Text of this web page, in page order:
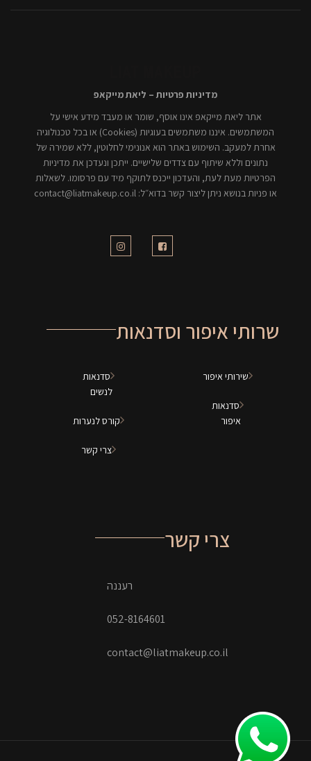
מדיניות פרטיות – ליאת מייקאפ
אתר ליאת מייקאפ אינו אוסף, שומר או מעבד מידע אישי על
המשתמשים. איננו משתמשים בעוגיות (Cookies) או בכל טכנולוגיה
אחרת למעקב. השימוש באתר הוא אנונימי לחלוטין, ללא שמירה של
נתונים וללא שיתוף עם צדדים שלישיים. ייתכן ונעדכן את מדיניות
הפרטיות מעת לעת, והעדכון ייכנס לתוקף מיד עם פרסומו. לשאלות
או פניות בנושא ניתן ליצור קשר בדוא״ל: contact@liatmakeup.co.il
שרותי איפור וסדנאות
שירותי איפור
סדנאות
איפור
סדנאות
לנשים
קורס לנערות
צרי קשר
צרי קשר
רעננה
052-8164601
contact@liatmakeup.co.il